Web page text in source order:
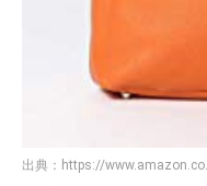
出典： https://